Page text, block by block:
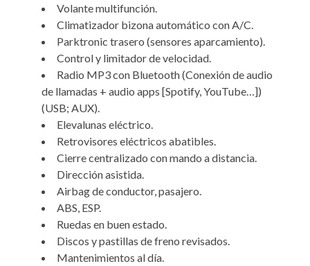
Volante multifunción.
Climatizador bizona automático con A/C.
Parktronic trasero (sensores aparcamiento).
Control y limitador de velocidad.
Radio MP3 con Bluetooth (Conexión de audio
de llamadas + audio apps [Spotify, YouTube…])
(USB; AUX).
Elevalunas eléctrico.
Retrovisores eléctricos abatibles.
Cierre centralizado con mando a distancia.
Dirección asistida.
Airbag de conductor, pasajero.
ABS, ESP.
Ruedas en buen estado.
Discos y pastillas de freno revisados.
Mantenimientos al día.